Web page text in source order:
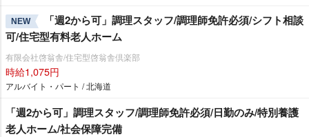
NEW
「週2から可」調理スタッフ/調理師免許必須/シフト相談
可/住宅型有料老人ホーム
有限会社啓翁舎/住宅型啓翁舎倶楽部
時給1,075円
アルバイト・パート / 北海道
「週2から可」調理スタッフ/調理師免許必須/日勤のみ/特別養護
老人ホーム/社会保障完備